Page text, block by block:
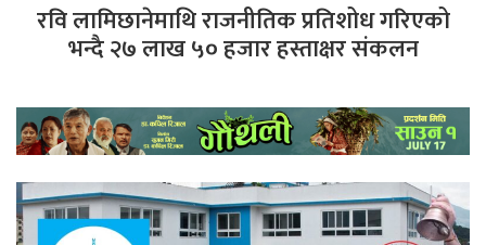
रवि लामिछानेमाथि राजनीतिक प्रतिशोध गरिएको
भन्दै २७ लाख ५० हजार हस्ताक्षर संकलन